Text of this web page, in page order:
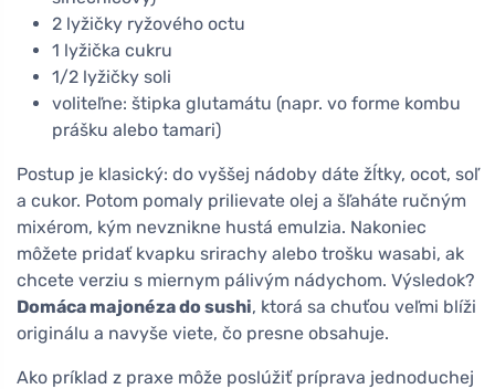
2 lyžičky ryžového octu
1 lyžička cukru
1/2 lyžičky soli
voliteľne: štipka glutamátu (napr. vo forme kombu
prášku alebo tamari)
Postup je klasický: do vyššej nádoby dáte žĺtky, ocot, soľ
a cukor. Potom pomaly prilievate olej a šľaháte ručným
mixérom, kým nevznikne hustá emulzia. Nakoniec
môžete pridať kvapku srirachy alebo trošku wasabi, ak
chcete verziu s miernym pálivým nádychom. Výsledok?
Domáca majonéza do sushi, ktorá sa chuťou veľmi blíži
originálu a navyše viete, čo presne obsahuje.
Ako príklad z praxe môže poslúžiť príprava jednoduchej